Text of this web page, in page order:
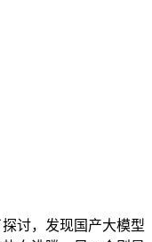
讨，发现国产大模型